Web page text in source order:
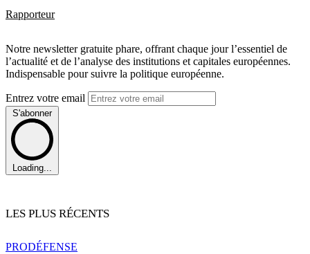
Rapporteur
Notre newsletter gratuite phare, offrant chaque jour l’essentiel de
l’actualité et de l’analyse des institutions et capitales européennes.
Indispensable pour suivre la politique européenne.
Entrez votre email
S'abonner
Loading...
LES PLUS RÉCENTS
PRODÉFENSE